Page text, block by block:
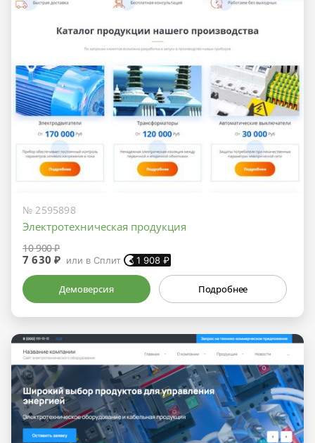
№ 2595898
Электротехническая продукция
10 900 ₽
7 630 ₽ или в Сплит 1 908 ₽
Демоверсия Подробнее